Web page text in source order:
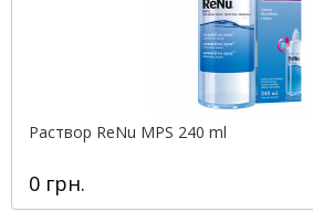
Раствор ReNu MPS 240 ml
0 грн.